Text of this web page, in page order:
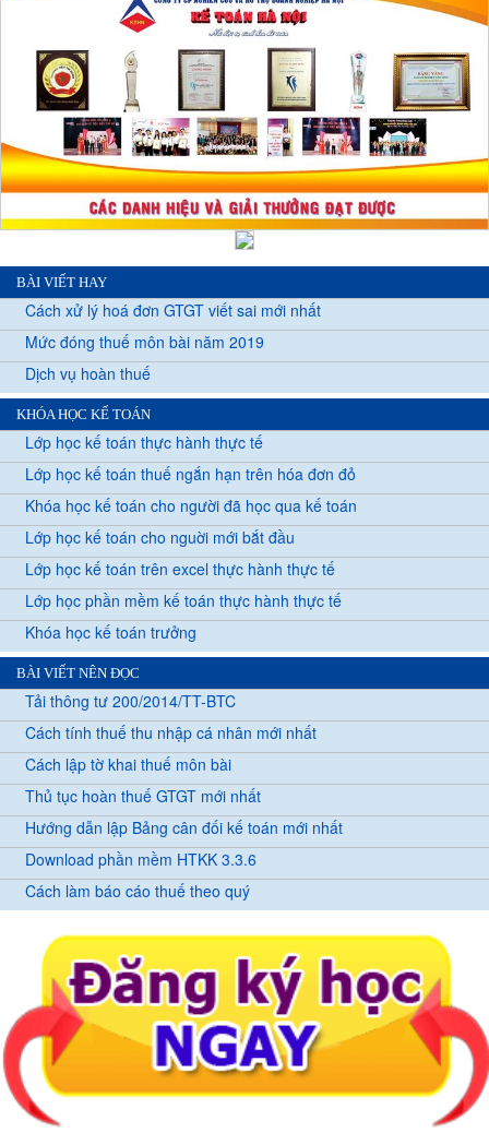
BÀI VIẾT HAY
Cách xử lý hoá đơn GTGT viết sai mới nhất
Mức đóng thuế môn bài năm 2019
Dịch vụ hoàn thuế
KHÓA HỌC KẾ TOÁN
Lớp học kế toán thực hành thực tế
Lớp học kế toán thuế ngắn hạn trên hóa đơn đỏ
Khóa học kế toán cho người đã học qua kế toán
Lớp học kế toán cho nguời mới bắt đầu
Lớp học kế toán trên excel thực hành thực tế
Lớp học phần mềm kế toán thực hành thực tế
Khóa học kế toán trưởng
BÀI VIẾT NÊN ĐỌC
Tải thông tư 200/2014/TT-BTC
Cách tính thuế thu nhập cá nhân mới nhất
Cách lập tờ khai thuế môn bài
Thủ tục hoàn thuế GTGT mới nhất
Hướng dẫn lập Bảng cân đối kế toán mới nhất
Download phần mềm HTKK 3.3.6
Cách làm báo cáo thuế theo quý